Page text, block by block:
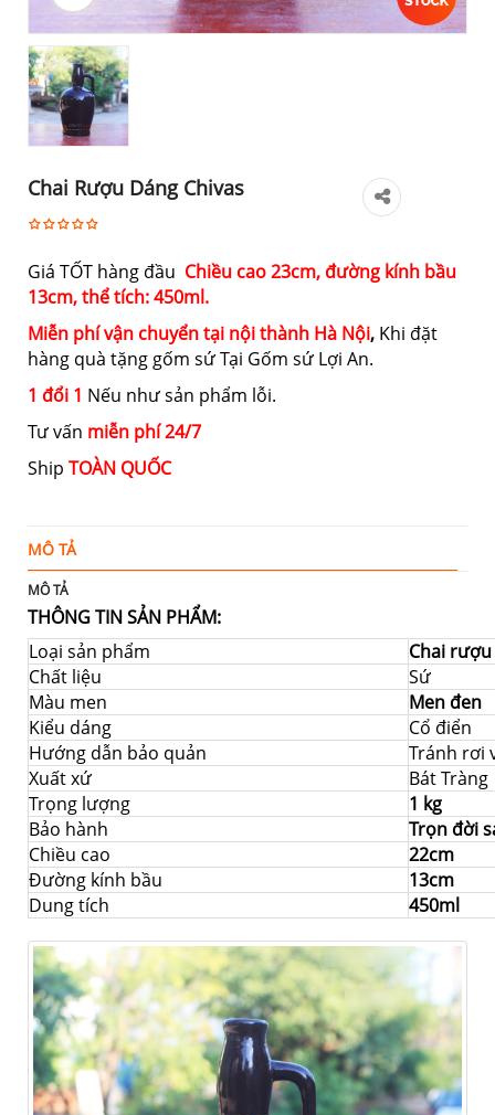
Chai Rượu Dáng Chivas
Giá TỐT hàng đầu Chiều cao 23cm, đường kính bầu
13cm, thể tích: 450ml.
Miễn phí vận chuyển tại nội thành Hà Nội, Khi đặt
hàng quà tặng gốm sứ Tại Gốm sứ Lợi An.
1 đổi 1 Nếu như sản phẩm lỗi.
Tư vấn miễn phí 24/7
Ship TOÀN QUỐC
MÔ TẢ
MÔ TẢ
THÔNG TIN SẢN PHẨM:
Loại sản phẩm
Chai
Chất liệu
Sứ
Màu men
Men đen
Kiểu dáng
Cổ điển
Hướng dẫn bảo quản
Tránh rơi
Xuất xứ
Bát Tràng
Trọng lượng
1 kg
Bảo hành
Trọn đời
Chiều cao
22cm
Đường kính bầu
13cm
Dung tích
450ml